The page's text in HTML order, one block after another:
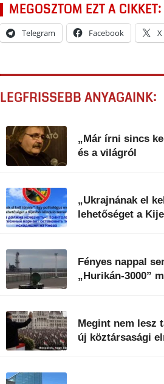
MEGOSZTOM EZT A CIKKET:
Telegram Facebook X
LEGFRISSEBB ANYAGAINK:
„Már írni sincs
és a világról
„Ukrajnának el
lehetőséget a
Fényes nappal
„Hurikán-3000”
Megint nem lesz
új köztársasági